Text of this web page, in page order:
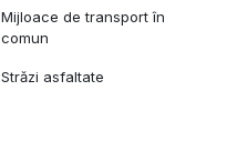
Mijloace de transport în
comun
Străzi asfaltate